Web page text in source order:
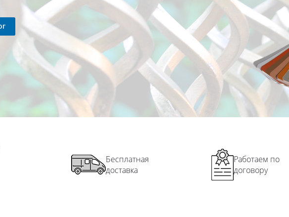
Бесплатная
доставка
Работаем по
договору